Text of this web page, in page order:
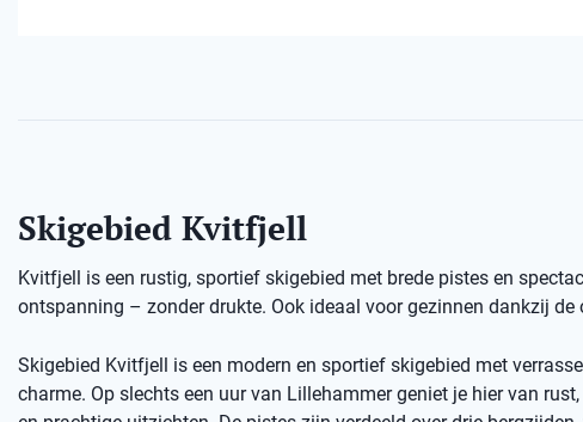
Skigebied Kvitfjell
Kvitfjell is een rustig, sportief skigebied met brede pistes en
ontspanning – zonder drukte. Ook ideaal voor gezinnen dankzij de
Skigebied Kvitfjell is een modern en sportief skigebied met
charme. Op slechts een uur van Lillehammer geniet je hier van